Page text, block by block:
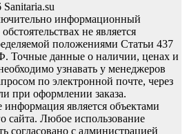
информационный
не является
положениями Статьи 437
Точные данные о наличии, ценах и
узнавать у менеджеров
по электронной почте, через
при оформлении заказа.
информация является объектами
сайта. Любое использование
согласовано с администрацией